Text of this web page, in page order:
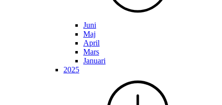
Juni
Maj
April
Mars
Januari
2025